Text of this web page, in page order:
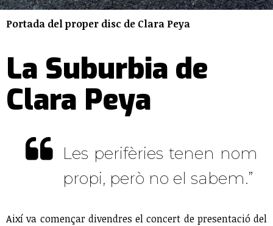
Portada del proper disc de Clara Peya
La Suburbia de
Clara Peya
Les perifèries tenen nom
propi, però no el sabem.”
Així va començar divendres el concert de presentació del